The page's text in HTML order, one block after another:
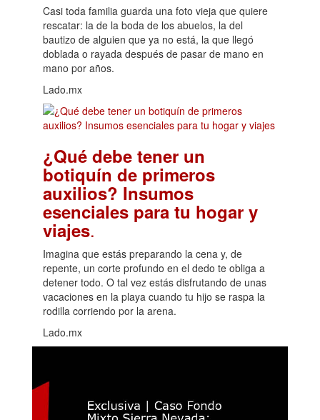
Casi toda familia guarda una foto vieja que quiere
rescatar: la de la boda de los abuelos, la del
bautizo de alguien que ya no está, la que llegó
doblada o rayada después de pasar de mano en
mano por años.
Lado.mx
¿Qué debe tener un
botiquín de primeros
auxilios? Insumos
esenciales para tu hogar y
viajes.
Imagina que estás preparando la cena y, de
repente, un corte profundo en el dedo te obliga a
detener todo. O tal vez estás disfrutando de unas
vacaciones en la playa cuando tu hijo se raspa la
rodilla corriendo por la arena.
Lado.mx